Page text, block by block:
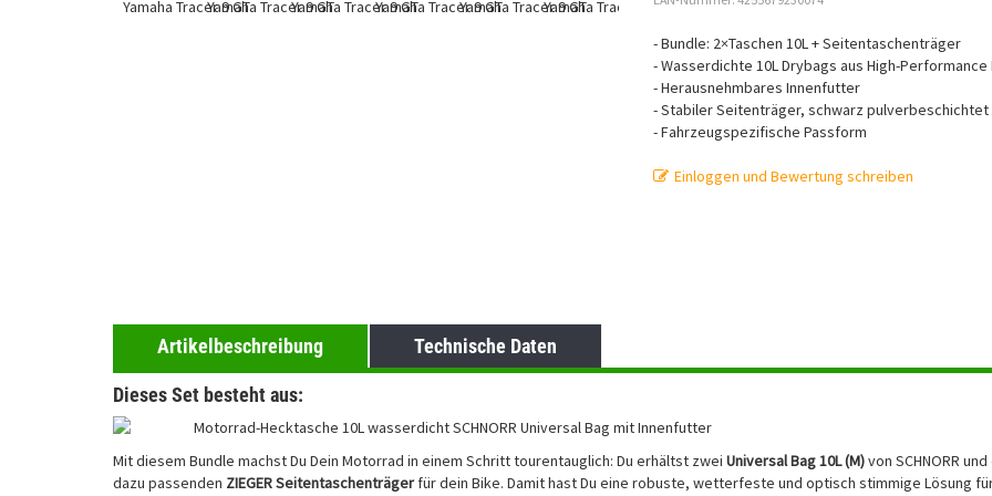
- Bundle: 2×Taschen 10L + Seitentaschenträger
- Wasserdichte 10L Drybags aus High-Performance
- Herausnehmbares Innenfutter
- Stabiler Seitenträger, schwarz pulverbeschichtet
- Fahrzeugspezifische Passform
Einloggen und Bewertung schreiben
Artikelbeschreibung Technische Daten
Dieses Set besteht aus:
Motorrad-Hecktasche 10L wasserdicht SCHNORR Universal Bag mit Innenfutter
Mit diesem Bundle machst Du Dein Motorrad in einem Schritt tourentauglich: Du erhältst zwei Universal Bag 10L (M)von SCHNORR
dazu passenden ZIEGER Seitentaschenträger für dein Bike. Damit hast Du eine robuste, wetterfeste und optisch stimmige Lösung